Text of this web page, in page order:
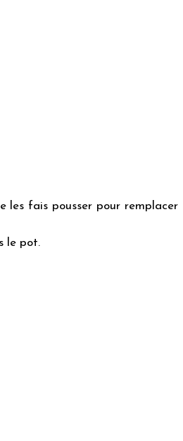
les fais pousser pour remplacer
le pot.